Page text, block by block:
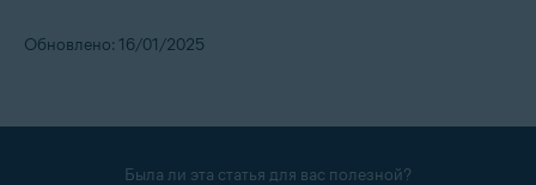
Обновлено: 16/01/2025
Была ли эта статья для вас полезной?